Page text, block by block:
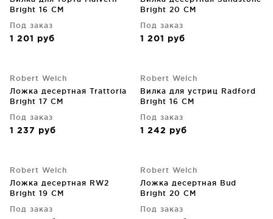
Bright 16 CM
Под заказ
1 201 руб
Bright 20 CM
Под заказ
1 201 руб
Robert Welch
Ложка десертная Trattoria
Bright 17 CM
Под заказ
1 237 руб
Robert Welch
Вилка для устриц Radford
Bright 16 CM
Под заказ
1 242 руб
Robert Welch
Ложка десертная RW2
Bright 19 CM
Под заказ
Robert Welch
Ложка десертная Bud
Bright 20 CM
Под заказ